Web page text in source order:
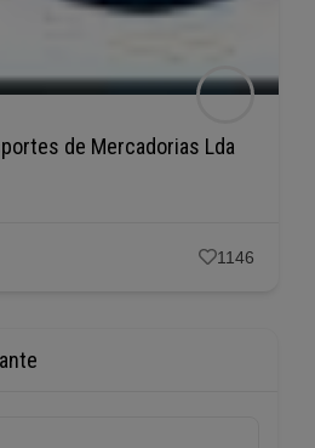
de Mercadorias Lda
1146